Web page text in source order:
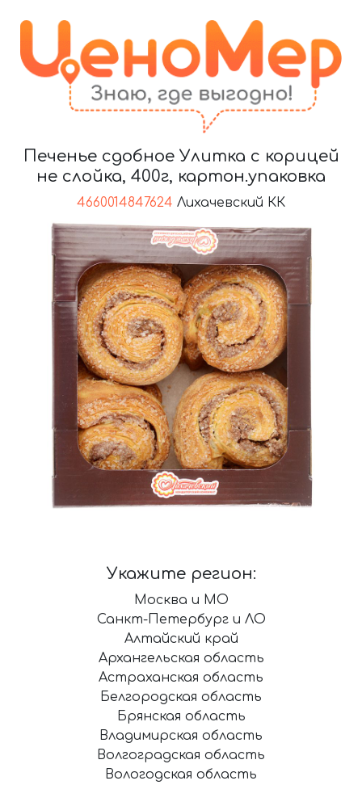
Печенье сдобное Улитка с корицей
не слойка, 400г, картон.упаковка
4660014847624 Лихачевский КК
Укажите регион:
Москва и МО
Санкт-Петербург и ЛО
Алтайский край
Архангельская область
Астраханская область
Белгородская область
Брянская область
Владимирская область
Волгоградская область
Вологодская область